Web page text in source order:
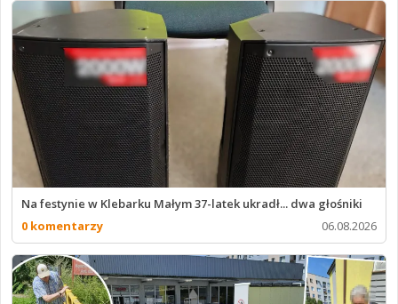
Na festynie w Klebarku Małym 37-latek ukradł... dwa głośniki
0 komentarzy
06.08.2026